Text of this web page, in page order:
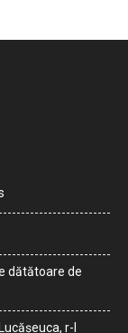
dătătoare de
r-l